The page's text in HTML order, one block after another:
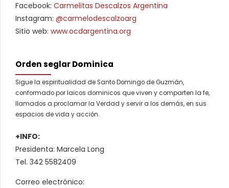
Facebook: Carmelitas Descalzos Argentina
Instagram: @carmelodescalzoarg
Sitio web: www.ocdargentina.org
Orden seglar Dominica
Sigue la espiritualidad de Santo Domingo de Guzmán,
conformado por laicos dominicos que viven y comparten la fe,
llamados a proclamar la Verdad y servir a los demás, en sus
espacios de vida y acción.
+INFO:
Presidenta: Marcela Long
Tel. 342 5582409
Correo electrónico: